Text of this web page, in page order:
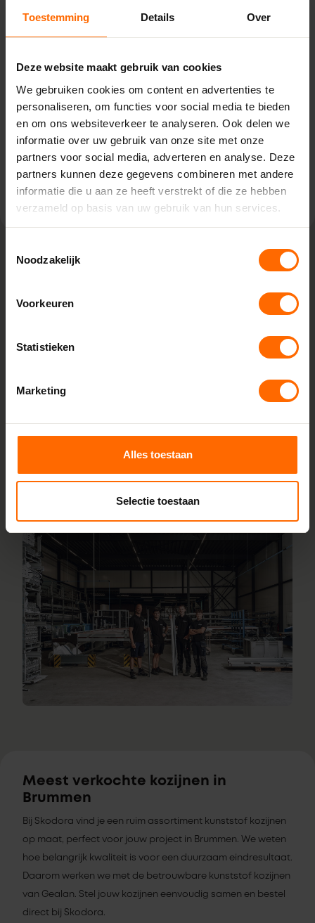
Toestemming Details Over
Deze website maakt gebruik van cookies
We gebruiken cookies om content en advertenties te
personaliseren, om functies voor social media te bieden
en om ons websiteverkeer te analyseren. Ook delen we
informatie over uw gebruik van onze site met onze
partners voor social media, adverteren en analyse. Deze
partners kunnen deze gegevens combineren met andere
informatie die u aan ze heeft verstrekt of die ze hebben
verzameld op basis van uw gebruik van hun services.
Noodzakelijk
Voorkeuren
Statistieken
Marketing
Alles toestaan
Selectie toestaan
Eibergen – Witzand
Kiefteweg 2,
0513335000
eibergen@skodora.nl
Selecteren als mijn vestiging
Bekijk vestiging info
Skodora maakt kunststof kozijnen bestellen eenvoudig.
Heerenveen en Meppel, houden we de lijnen kort en de
tussenhandel. Configureer jouw kozijnen online en wij
vestigingen in de buurt van Brummen. Heb je hulp nodig bij
Meest verkochte kozijnen in
Brummen
Bij Skodora vind je een ruim assortiment kunststof kozijnen
op maat, perfect voor jouw project in Brummen. We weten
hoe belangrijk kwaliteit is voor een duurzaam eindresultaat.
Daarom werken we met de betrouwbare kunststof kozijnen
van Gealan. Stel jouw kozijnen eenvoudig samen en bestel
direct bij Skodora.